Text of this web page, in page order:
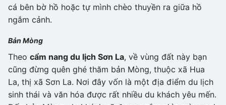
cá bên bờ hồ hoặc tự mình chèo thuyền ra giữa hồ
ngắm cảnh.
Bản Mòng
Theo cẩm nang du lịch Sơn La, về vùng đất này bạn
cũng đừng quên ghé thăm bản Mòng, thuộc xã Hua
La, thị xã Sơn La. Nơi đây vốn là một địa điểm du lịch
sinh thái và văn hóa được rất nhiều du khách yêu mến.